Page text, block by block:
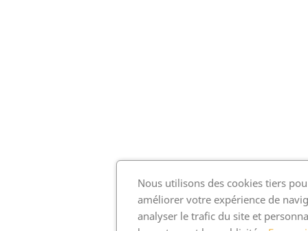
Nous utilisons des cookies tiers
améliorer votre expérience de
analyser le trafic du site et